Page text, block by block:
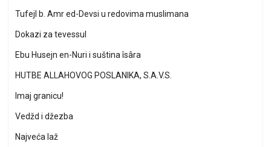
Tufejl b. Amr ed-Devsi u redovima muslimana
Dokazi za tevessul
Ebu Husejn en-Nuri i suština îsâra
HUTBE ALLAHOVOG POSLANIKA, S.A.V.S.
Imaj granicu!
Vedžd i džezba
Najveća laž